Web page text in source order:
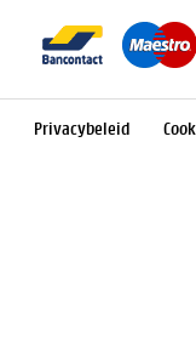
Privacybeleid